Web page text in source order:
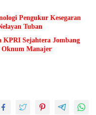
Pengukur Kesegaran
Tuban
Sejahtera Jombang
Oknum Manajer